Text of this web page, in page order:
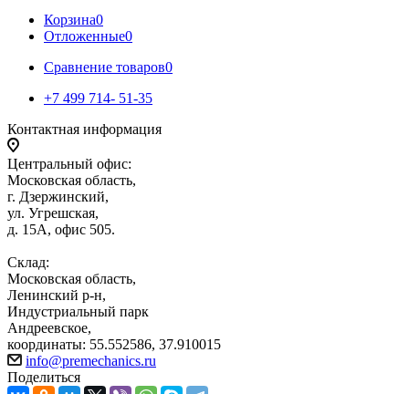
Корзина0
Отложенные0
Сравнение товаров0
+7 499 714- 51-35
Контактная информация
Центральный офис:
Московская область,
г. Дзержинский,
ул. Угрешская,
д. 15А, офис 505.
Склад:
Московская область,
Ленинский р-н,
Индустриальный парк
Андреевское,
координаты: 55.552586, 37.910015
info@premechanics.ru
Поделиться